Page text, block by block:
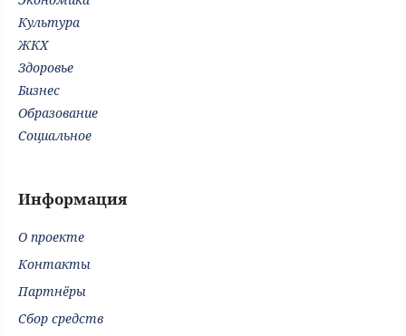
Культура
ЖКХ
Здоровье
Бизнес
Образование
Социальное
Информация
О проекте
Контакты
Партнёры
Сбор средств